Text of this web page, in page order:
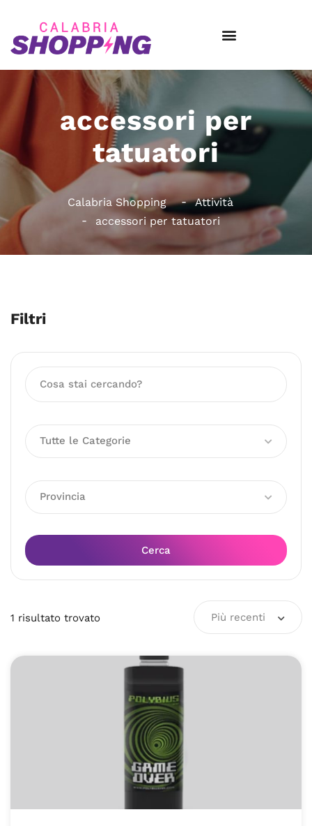
accessori per
tatuatori
Calabria Shopping
Attività
accessori per tatuatori
Filtri
Tutte le Categorie
Provincia
Cerca
1 risultato trovato Più recenti